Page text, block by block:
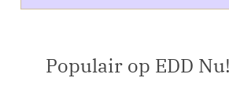
Populair op EDD Nu!